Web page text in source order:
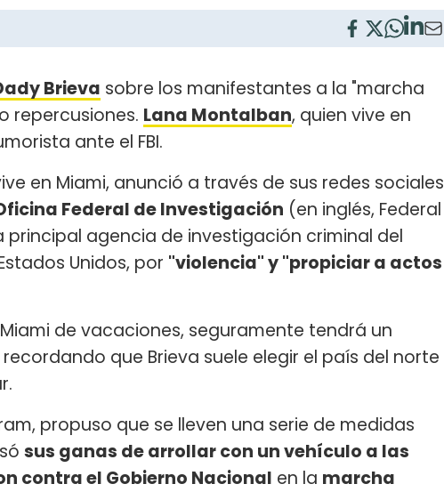
Brieva sobre los manifestantes a la "marcha
repercusiones. Lana Montalban, quien vive en
ante el FBI.
en Miami, anunció a través de sus redes sociales
Federal de Investigación ​ (en inglés, Federal
principal agencia de investigación criminal del
Unidos, por "violencia" y "propiciar a actos
de vacaciones, seguramente tendrá un
que Brieva suele elegir el país del norte
propuso que se lleven una serie de medidas
sus ganas de arrollar con un vehículo a las
contra el Gobierno Nacional en la marcha